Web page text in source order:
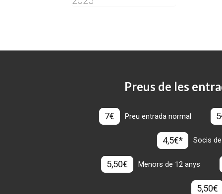
Preus de les
7€ Preu entrada normal
4,5€* Socis
5,50€ Menors de 12 anys
5,50€